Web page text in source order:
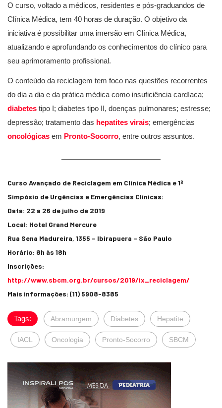
O curso, voltado a médicos, residentes e pós-graduandos de
Clínica Médica, tem 40 horas de duração. O objetivo da
iniciativa é possibilitar uma imersão em Clínica Médica,
atualizando e aprofundando os conhecimentos do clínico para
seu aprimoramento profissional.
O conteúdo da reciclagem tem foco nas questões recorrentes
do dia a dia e da prática médica como insuficiência cardíaca;
diabetes tipo I; diabetes tipo II, doenças pulmonares; estresse;
depressão; tratamento das hepatites virais; emergências
oncológicas em Pronto-Socorro, entre outros assuntos.
Curso Avançado de Reciclagem em Clínica Médica e 1º
Simpósio de Urgências e Emergências Clínicas:
Data: 22 a 26 de julho de 2019
Local: Hotel Grand Mercure
Rua Sena Madureira, 1355 – Ibirapuera – São Paulo
Horário: 8h às 18h
Inscrições:
http://www.sbcm.org.br/cursos/2019/ix_reciclagem/
Mais informações: (11) 5908-8385
Tags: Abramurgem Diabetes Hepatite
IACL Oncologia Pronto-Socorro SBCM